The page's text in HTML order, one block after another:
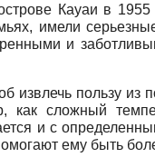
Кауаи в
имели
и
пользу из
сложный
и с
ему быть